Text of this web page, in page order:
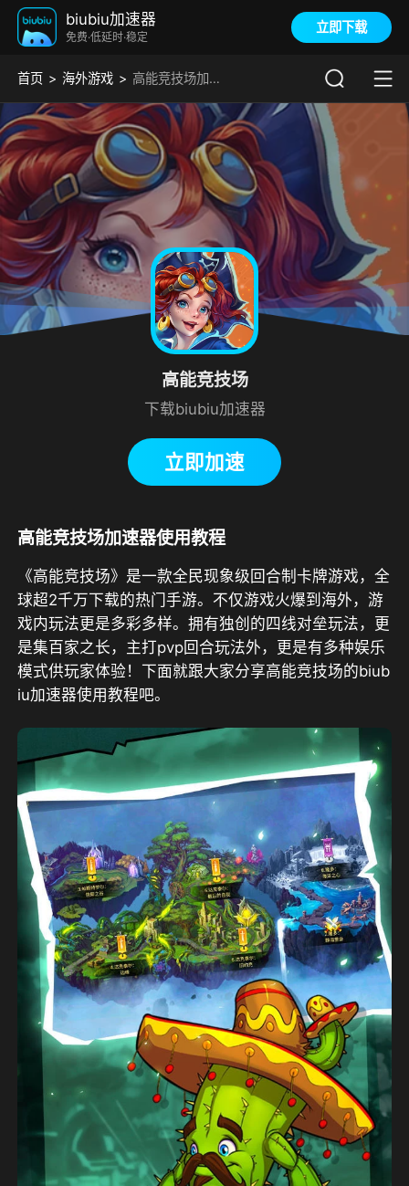
biubiu加速器
免费·低延时·稳定
立即下载
首页 海外游戏 高能竞技场加速器
高能竞技场
下载biubiu加速器
立即加速
高能竞技场加速器使用教程
《高能竞技场》是一款全民现象级回合制卡牌游戏，全
球超2千万下载的热门手游。不仅游戏火爆到海外，游
戏内玩法更是多彩多样。拥有独创的四线对垒玩法，更
是集百家之长，主打pvp回合玩法外，更是有多种娱乐
模式供玩家体验！下面就跟大家分享高能竞技场的biub
iu加速器使用教程吧。